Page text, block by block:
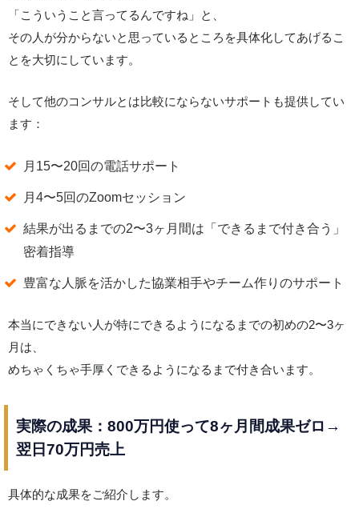
「こういうこと言ってるんですね」と、
その人が分からないと思っているところを具体化してあげるこ
とを大切にしています。
そして他のコンサルとは比較にならないサポートも提供してい
ます：
月15〜20回の電話サポート
月4〜5回のZoomセッション
結果が出るまでの2〜3ヶ月間は「できるまで付き合う」
密着指導
豊富な人脈を活かした協業相手やチーム作りのサポート
本当にできない人が特にできるようになるまでの初めの2〜3ヶ
月は、
めちゃくちゃ手厚くできるようになるまで付き合います。
実際の成果：800万円使って8ヶ月間成果ゼロ→
翌日70万円売上
具体的な成果をご紹介します。